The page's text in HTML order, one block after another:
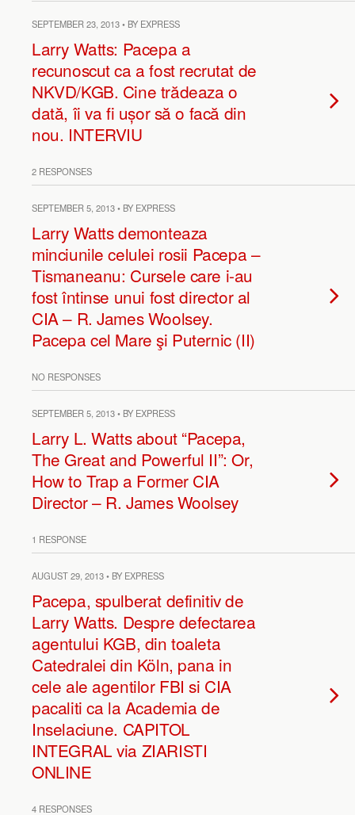
SEPTEMBER 23, 2013 • BY EXPRESS
Larry Watts: Pacepa a
recunoscut ca a fost recrutat de
NKVD/KGB. Cine trădeaza o
dată, îi va fi ușor să o facă din
nou. INTERVIU
2 RESPONSES
SEPTEMBER 5, 2013 • BY EXPRESS
Larry Watts demonteaza
minciunile celulei rosii Pacepa –
Tismaneanu: Cursele care i-au
fost întinse unui fost director al
CIA – R. James Woolsey.
Pacepa cel Mare şi Puternic (II)
NO RESPONSES
SEPTEMBER 5, 2013 • BY EXPRESS
Larry L. Watts about “Pacepa,
The Great and Powerful II”: Or,
How to Trap a Former CIA
Director – R. James Woolsey
1 RESPONSE
AUGUST 29, 2013 • BY EXPRESS
Pacepa, spulberat definitiv de
Larry Watts. Despre defectarea
agentului KGB, din toaleta
Catedralei din Köln, pana in
cele ale agentilor FBI si CIA
pacaliti ca la Academia de
Inselaciune. CAPITOL
INTEGRAL via ZIARISTI
ONLINE
4 RESPONSES